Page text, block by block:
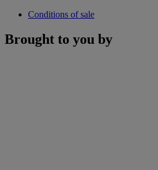
Conditions of sale
Brought to you by